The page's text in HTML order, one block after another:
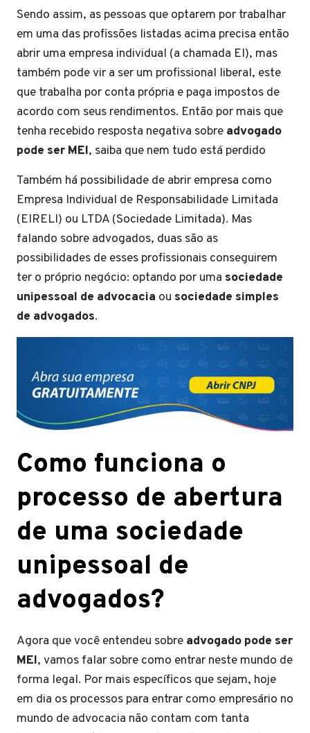
Sendo assim, as pessoas que optarem por trabalhar
em uma das profissões listadas acima precisa então
abrir uma empresa individual (a chamada EI), mas
também pode vir a ser um profissional liberal, este
que trabalha por conta própria e paga impostos de
acordo com seus rendimentos. Então por mais que
tenha recebido resposta negativa sobre advogado
pode ser MEI, saiba que nem tudo está perdido
Também há possibilidade de abrir empresa como
Empresa Individual de Responsabilidade Limitada
(EIRELI) ou LTDA (Sociedade Limitada). Mas
falando sobre advogados, duas são as
possibilidades de esses profissionais conseguirem
ter o próprio negócio: optando por uma sociedade
unipessoal de advocacia ou sociedade simples
de advogados.
Como funciona o
processo de abertura
de uma sociedade
unipessoal de
advogados?
Agora que você entendeu sobre advogado pode ser
MEI, vamos falar sobre como entrar neste mundo de
forma legal. Por mais específicos que sejam, hoje
em dia os processos para entrar como empresário no
mundo de advocacia não contam com tanta